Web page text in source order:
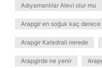
Adıyamanlılar Alevi olur mu
Arapgir en soğuk kaç derece
Arapgir Katedrali nerede
Arapgirde ne yenir